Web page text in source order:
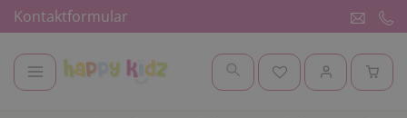
Kontaktformular